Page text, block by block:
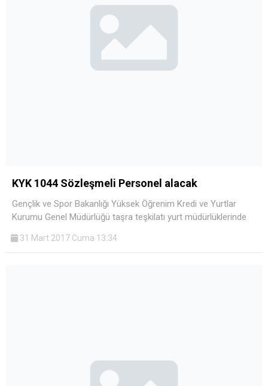
KYK 1044 Sözleşmeli Personel alacak
Gençlik ve Spor Bakanlığı Yüksek Öğrenim Kredi ve Yurtlar
Kurumu Genel Müdürlüğü taşra teşkilatı yurt müdürlüklerinde
31 Mart 2017 Cuma 13:34